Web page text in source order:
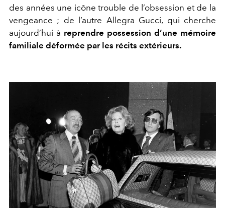
des années une icône trouble de l’obsession et de la
vengeance ; de l’autre Allegra Gucci, qui cherche
aujourd’hui à reprendre possession d’une mémoire
familiale déformée par les récits extérieurs.